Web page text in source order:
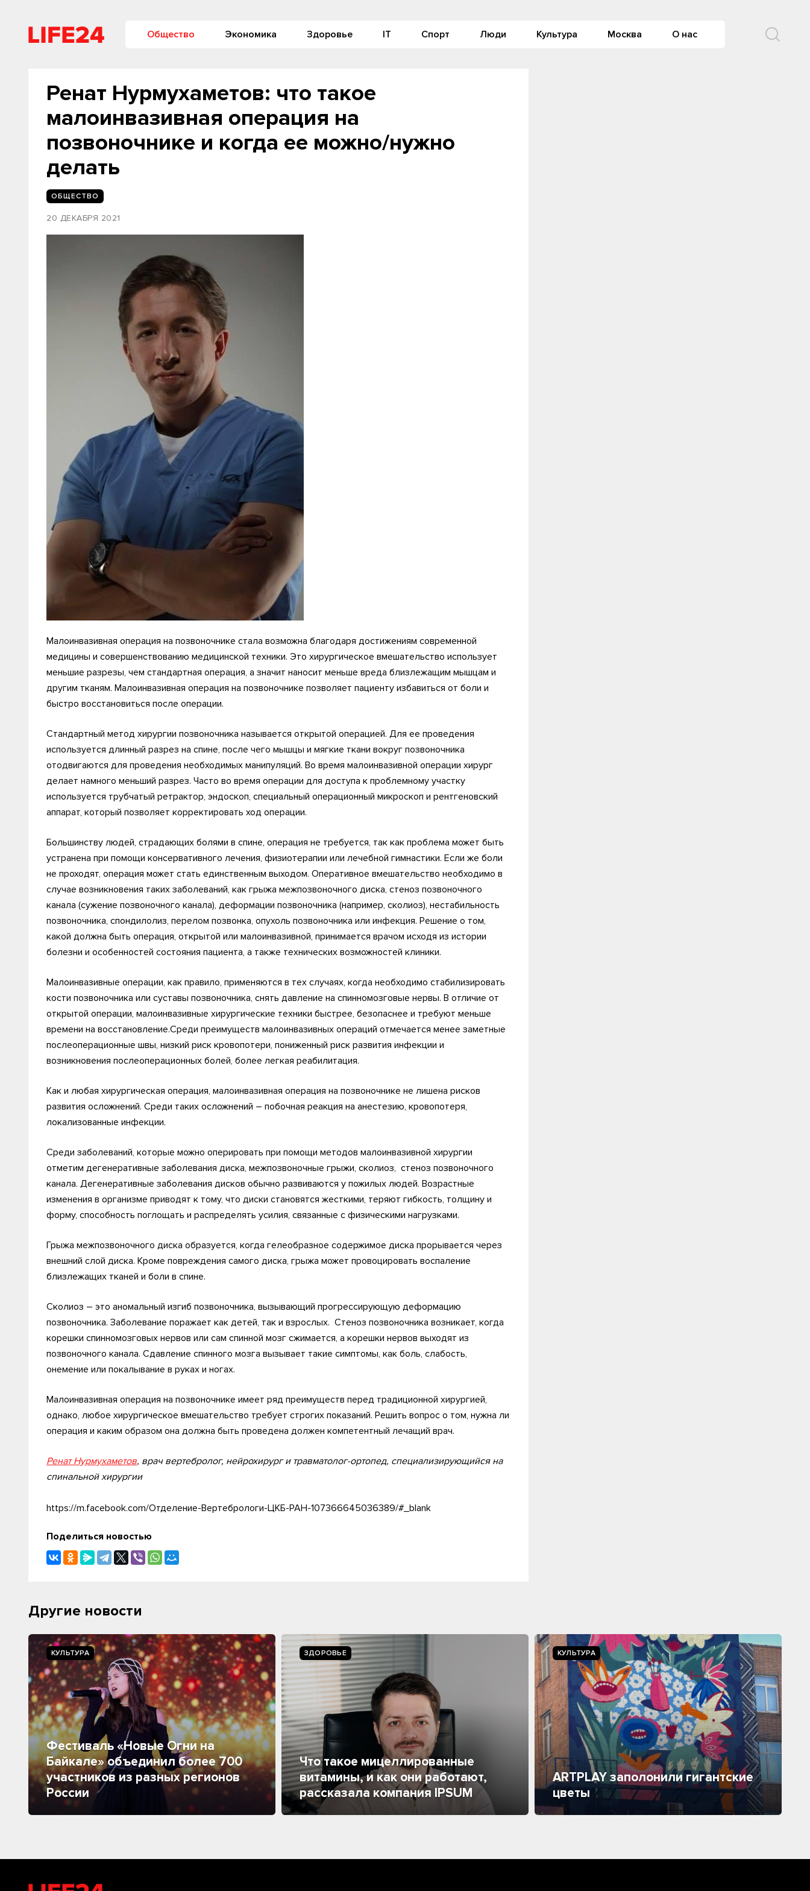
Общество Экономика Здоровье IT Спорт Люди Культура Москва О нас
Ренат Нурмухаметов: что такое
малоинвазивная операция на
позвоночнике и когда ее можно/нужно
делать
ОБЩЕСТВО
20 ДЕКАБРЯ 2021
Малоинвазивная операция на позвоночнике стала возможна благодаря достижениям современной
медицины и совершенствованию медицинской техники. Это хирургическое вмешательство использует
меньшие разрезы, чем стандартная операция, а значит наносит меньше вреда близлежащим мышцам и
другим тканям. Малоинвазивная операция на позвоночнике позволяет пациенту избавиться от боли и
быстро восстановиться после операции.
Стандартный метод хирургии позвоночника называется открытой операцией. Для ее проведения
используется длинный разрез на спине, после чего мышцы и мягкие ткани вокруг позвоночника
отодвигаются для проведения необходимых манипуляций. Во время малоинвазивной операции хирург
делает намного меньший разрез. Часто во время операции для доступа к проблемному участку
используется трубчатый ретрактор, эндоскоп, специальный операционный микроскоп и рентгеновский
аппарат, который позволяет корректировать ход операции.
Большинству людей, страдающих болями в спине, операция не требуется, так как проблема может быть
устранена при помощи консервативного лечения, физиотерапии или лечебной гимнастики. Если же боли
не проходят, операция может стать единственным выходом. Оперативное вмешательство необходимо в
случае возникновения таких заболеваний, как грыжа межпозвоночного диска, стеноз позвоночного
канала (сужение позвоночного канала), деформации позвоночника (например, сколиоз), нестабильность
позвоночника, спондилолиз, перелом позвонка, опухоль позвоночника или инфекция. Решение о том,
какой должна быть операция, открытой или малоинвазивной, принимается врачом исходя из истории
болезни и особенностей состояния пациента, а также технических возможностей клиники.
Малоинвазивные операции, как правило, применяются в тех случаях, когда необходимо стабилизировать
кости позвоночника или суставы позвоночника, снять давление на спинномозговые нервы. В отличие от
открытой операции, малоинвазивные хирургические техники быстрее, безопаснее и требуют меньше
времени на восстановление.Среди преимуществ малоинвазивных операций отмечается менее заметные
послеоперационные швы, низкий риск кровопотери, пониженный риск развития инфекции и
возникновения послеоперационных болей, более легкая реабилитация.
Как и любая хирургическая операция, малоинвазивная операция на позвоночнике не лишена рисков
развития осложнений. Среди таких осложнений – побочная реакция на анестезию, кровопотеря,
локализованные инфекции.
Среди заболеваний, которые можно оперировать при помощи методов малоинвазивной хирургии
отметим дегенеративные заболевания диска, межпозвоночные грыжи, сколиоз, стеноз позвоночного
канала. Дегенеративные заболевания дисков обычно развиваются у пожилых людей. Возрастные
изменения в организме приводят к тому, что диски становятся жесткими, теряют гибкость, толщину и
форму, способность поглощать и распределять усилия, связанные с физическими нагрузками.
Грыжа межпозвоночного диска образуется, когда гелеобразное содержимое диска прорывается через
внешний слой диска. Кроме повреждения самого диска, грыжа может провоцировать воспаление
близлежащих тканей и боли в спине.
Сколиоз – это аномальный изгиб позвоночника, вызывающий прогрессирующую деформацию
позвоночника. Заболевание поражает как детей, так и взрослых. Стеноз позвоночника возникает, когда
корешки спинномозговых нервов или сам спинной мозг сжимается, а корешки нервов выходят из
позвоночного канала. Сдавление спинного мозга вызывает такие симптомы, как боль, слабость,
онемение или покалывание в руках и ногах.
Малоинвазивная операция на позвоночнике имеет ряд преимуществ перед традиционной хирургией,
однако, любое хирургическое вмешательство требует строгих показаний. Решить вопрос о том, нужна ли
операция и каким образом она должна быть проведена должен компетентный лечащий врач.
Ренат Нурмухаметов, врач вертебролог, нейрохирург и травматолог-ортопед, специализирующийся на
спинальной хирургии
https://m.facebook.com/Отделение-Вертебрологи-ЦКБ-РАН-107366645036389/#_blank
Поделиться новостью
Другие новости
КУЛЬТУРА
Фестиваль «Новые Огни на
Байкале» объединил более 700
участников из разных регионов
России
ЗДОРОВЬЕ
Что такое мицеллированные
витамины, и как они работают,
рассказала компания IPSUM
КУЛЬТУРА
ARTPLAY заполонили гигантские
цветы